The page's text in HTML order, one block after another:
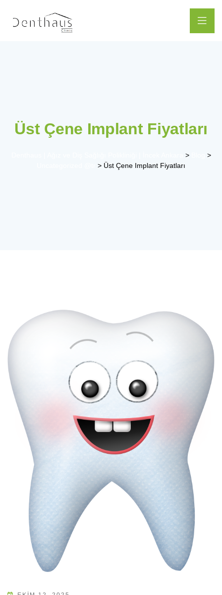
Üst Çene Implant Fiyatları
>
>
> Üst Çene Implant Fiyatları